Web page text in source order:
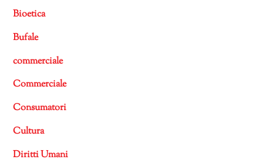
Bioetica
Bufale
commerciale
Commerciale
Consumatori
Cultura
Diritti Umani